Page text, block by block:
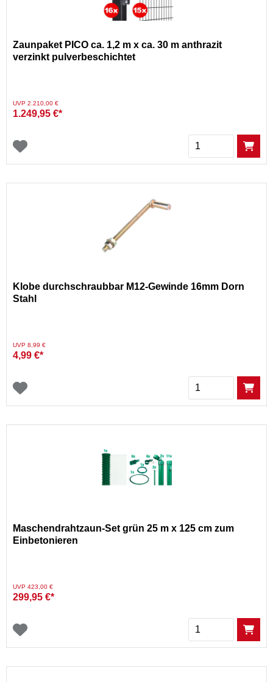
Zaunpaket PICO ca. 1,2 m x ca. 30 m anthrazit
verzinkt pulverbeschichtet
Preis reduziert von
UVP 2.210,00 €auf
1.249,95 €*
Menge
Klobe durchschraubbar M12-Gewinde 16mm Dorn
Stahl
Preis reduziert von
UVP 8,99 €auf
4,99 €*
Menge
Maschendrahtzaun-Set grün 25 m x 125 cm zum
Einbetonieren
Preis reduziert von
UVP 423,00 €auf
299,95 €*
Menge